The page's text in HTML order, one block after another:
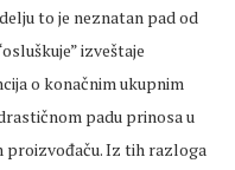
to je neznatan pad od
izveštaje
o konačnim ukupnim
padu prinosa u
proizvođaču. Iz tih razloga